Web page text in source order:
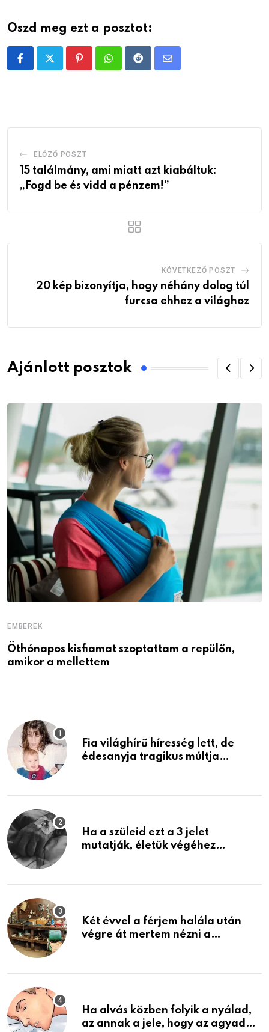
Oszd meg ezt a posztot:
PinterestWhatsappRedditShare
ELŐZŐ POSZT
15 találmány, ami miatt azt kiabáltuk:
„Fogd be és vidd a pénzem!”
KÖVETKEZŐ POSZT
20 kép bizonyítja, hogy néhány dolog túl
furcsa ehhez a világhoz
Ajánlott posztok
EMBEREK
Öthónapos kisfiamat szoptattam a repülőn,
amikor a mellettem
Fia világhírű híresség lett, de
édesanyja tragikus múltja
Ha a szüleid ezt a 3 jelet
mutatják, életük végéhez
Két évvel a férjem halála után
végre át mertem nézni a
életemet
Ha alvás közben folyik a nyálad,
az annak a jele, hogy az agyad…